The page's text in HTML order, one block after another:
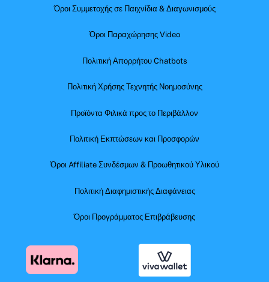
Όροι Συμμετοχής σε Παιχνίδια & Διαγωνισμούς
Όροι Παραχώρησης Video
Πολιτική Απορρήτου Chatbots
Πολιτική Χρήσης Τεχνητής Νοημοσύνης
Προϊόντα Φιλικά προς το Περιβάλλον
Πολιτική Εκπτώσεων και Προσφορών
Όροι Affiliate Συνδέσμων & Προωθητικού Υλικού
Πολιτική Διαφημιστικής Διαφάνειας
Όροι Προγράμματος Επιβράβευσης